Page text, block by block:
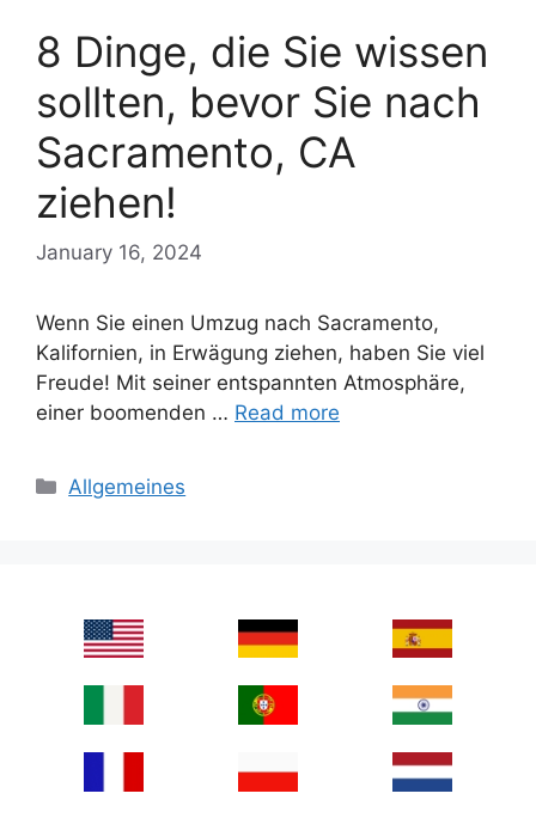
8 Dinge, die Sie wissen
sollten, bevor Sie nach
Sacramento, CA
ziehen!
January 16, 2024
Wenn Sie einen Umzug nach Sacramento,
Kalifornien, in Erwägung ziehen, haben Sie viel
Freude! Mit seiner entspannten Atmosphäre,
einer boomenden … Read more
Categories
Allgemeines